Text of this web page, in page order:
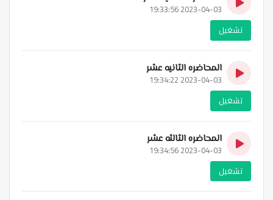
2023-04-03 19:33:56
تشغيل
المحاضره الثانيه عشر
2023-04-03 19:34:22
تشغيل
المحاضره الثالثه عشر
2023-04-03 19:34:56
تشغيل